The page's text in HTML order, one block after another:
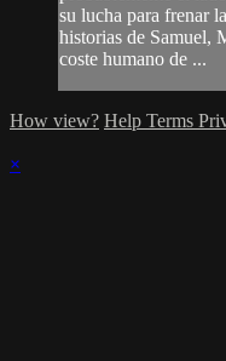
su lucha para frenar
historias de Samuel,
coste humano de ...
How view? Help Terms
×